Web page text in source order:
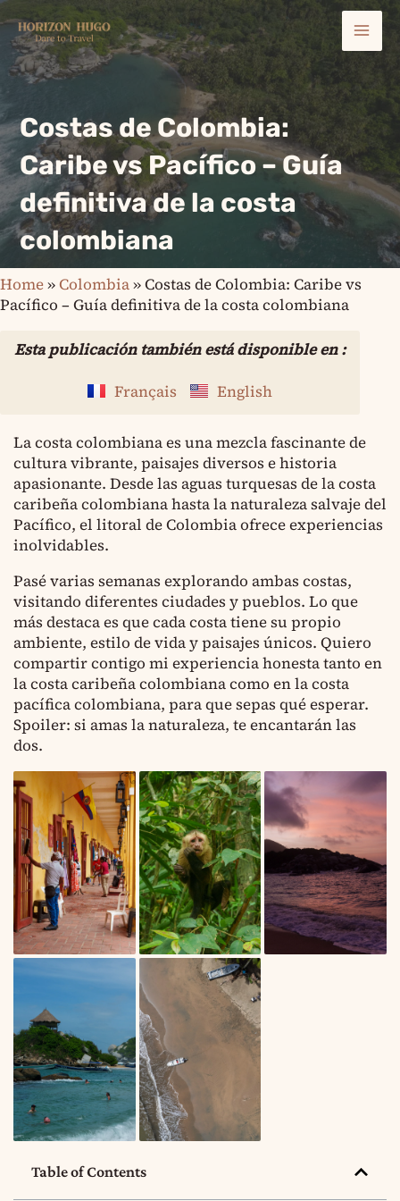
Ir
al
contenido
Costas de Colombia:
Caribe vs Pacífico – Guía
definitiva de la costa
colombiana
Home»Colombia»Costas de Colombia: Caribe vs
Pacífico – Guía definitiva de la costa colombiana
Esta publicación también está disponible en :
Français
English
La costa colombiana es una mezcla fascinante de
cultura vibrante, paisajes diversos e historia
apasionante. Desde las aguas turquesas de la costa
caribeña colombiana hasta la naturaleza salvaje del
Pacífico, el litoral de Colombia ofrece experiencias
inolvidables.
Pasé varias semanas explorando ambas costas,
visitando diferentes ciudades y pueblos. Lo que
más destaca es que cada costa tiene su propio
ambiente, estilo de vida y paisajes únicos. Quiero
compartir contigo mi experiencia honesta tanto en
la costa caribeña colombiana como en la costa
pacífica colombiana, para que sepas qué esperar.
Spoiler: si amas la naturaleza, te encantarán las
dos.
Table of Contents